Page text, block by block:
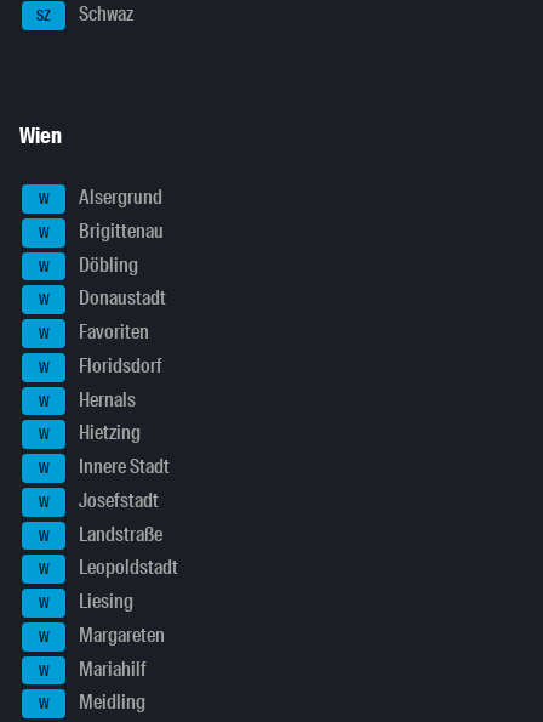
SZ Schwaz
Wien
W Alsergrund
W Brigittenau
W Döbling
W Donaustadt
W Favoriten
W Floridsdorf
W Hernals
W Hietzing
W Innere Stadt
W Josefstadt
W Landstraße
W Leopoldstadt
W Liesing
W Margareten
W Mariahilf
W Meidling